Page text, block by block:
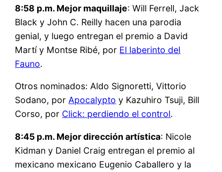
8:58 p.m. Mejor maquillaje: Will Ferrell, Jack
Black y John C. Reilly hacen una parodia
genial, y luego entregan el premio a David
Martí y Montse Ribé, por El laberinto del
Fauno.
Otros nominados: Aldo Signoretti, Vittorio
Sodano, porApocalypto y Kazuhiro Tsuji, Bill
Corso, por Click: perdiendo el control.
8:45 p.m. Mejor dirección artística: Nicole
Kidman y Daniel Craig entregan el premio al
mexicano mexicano Eugenio Caballero y la